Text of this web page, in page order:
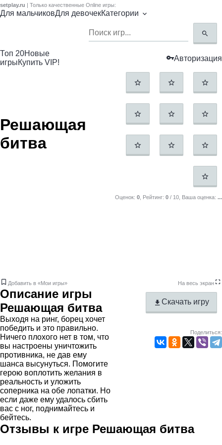
setplay.ru | Только качественные Online игры:
Для мальчиковДля девочекКатегории
Топ 20Новые
игрыКупить VIP! Авторизация
Решающая
битва
Оценок: 0 , Рейтинг: 0 / 10 , Ваша оценка: ...
Добавить в «Мои игры» На весь экран
Описание игры
Решающая битва
Выходя на ринг, борец хочет
победить и это правильно.
Ничего плохого нет в том, что
вы настроены уничтожить
противника, не дав ему
шанса высунуться. Помогите
герою воплотить желания в
реальность и уложить
соперника на обе лопатки. Но
если даже ему удалось сбить
вас с ног, поднимайтесь и
бейтесь.
Скачать игру
Поделиться:
Отзывы к игре Решающая битва